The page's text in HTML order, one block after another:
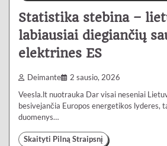
Statistika stebina –
labiausiai diegiančių
elektrines ES
Deimante 2 sausio, 2026
Veesla.lt nuotrauka Dar visai neseniai
besivejančia Europos energetikos lyderes,
duomenys…
Skaityti Pilną Straipsnį